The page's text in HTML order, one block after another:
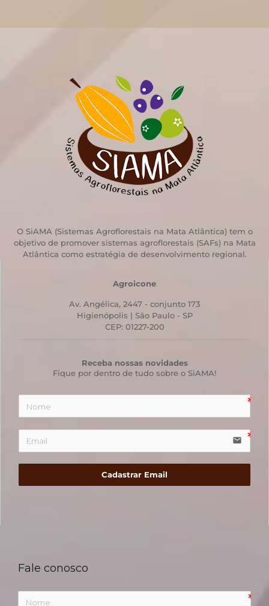
O SiAMA (Sistemas Agroflorestais na Mata Atlântica) tem o
objetivo de promover sistemas agroflorestais (SAFs) na Mata
Atlântica como estratégia de desenvolvimento regional.
Agroicone
Av. Angélica, 2447 - conjunto 173
Higienópolis | São Paulo - SP
CEP: 01227-200
Receba nossas novidades
Fique por dentro de tudo sobre o SiAMA!
email
Cadastrar Email
Fale conosco